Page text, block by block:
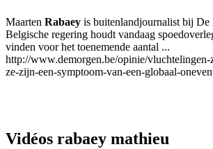
Maarten Rabaey is buitenlandjournalist bij
Belgische regering houdt vandaag
vinden voor het toenemende aantal ...
http://www.demorgen.be/opinie/
ze-zijn-een-symptoom-van-een-globaal-
Vidéos rabaey mathieu